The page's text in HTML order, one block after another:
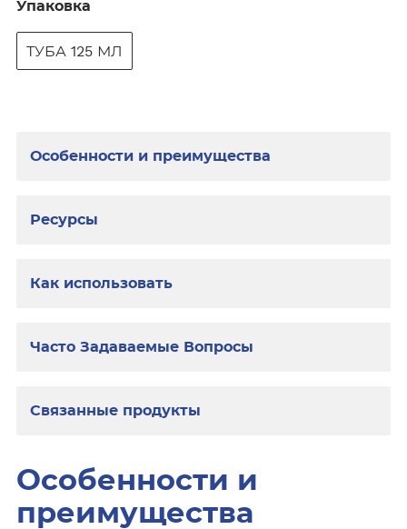
Упаковка
ТУБА 125 МЛ
Особенности и преимущества
Ресурсы
Как использовать
Часто Задаваемые Вопросы
Связанные продукты
Особенности и
преимущества